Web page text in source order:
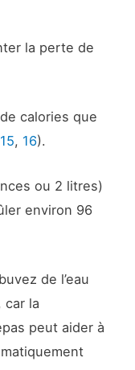
la perte de
calories que
15, 16).
ou 2 litres)
environ 96
de l’eau
car la
peut aider à